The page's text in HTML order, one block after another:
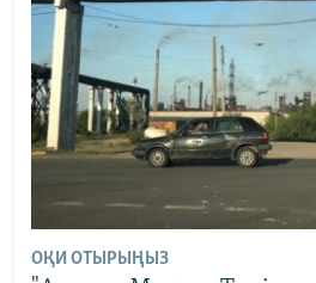
ОҚИ ОТЫРЫҢЫЗ